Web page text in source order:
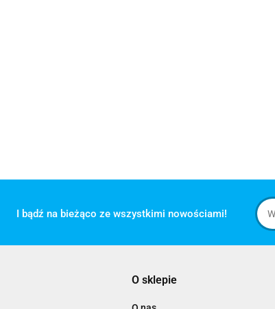
I bądź na bieżąco ze wszystkimi nowościami!
O sklepie